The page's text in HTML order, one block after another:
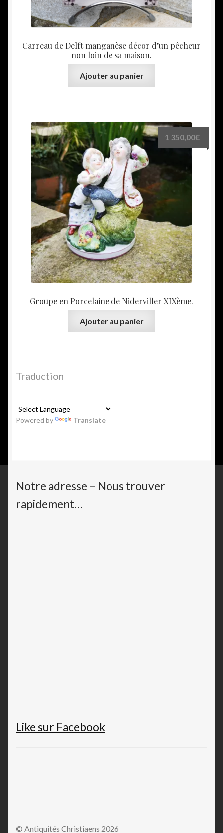
Carreau de Delft manganèse décor d’un pêcheur
non loin de sa maison.
Ajouter au panier
Groupe en Porcelaine de Niderviller XIXème.
1 350,00€
Ajouter au panier
Traduction
Powered by Translate
Notre adresse – Nous trouver
rapidement…
Like sur Facebook
© Antiquités Christiaens 2026